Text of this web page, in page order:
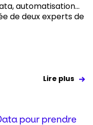
automatisation…
de deux experts de
Lire plus
pour prendre